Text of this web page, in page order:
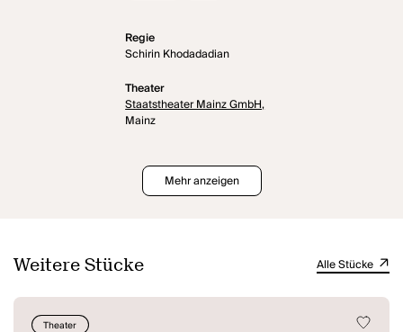
Regie
Schirin Khodadadian
Theater
Staatstheater Mainz GmbH,
Mainz
Mehr anzeigen
Weitere Stücke Alle Stücke
Theater